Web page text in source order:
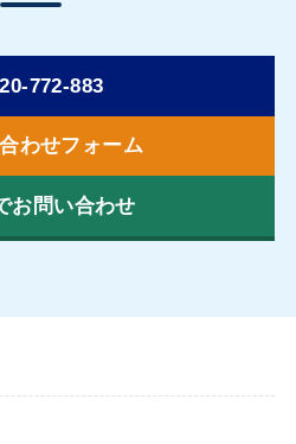
772-883
わせフォーム
お問い合わせ